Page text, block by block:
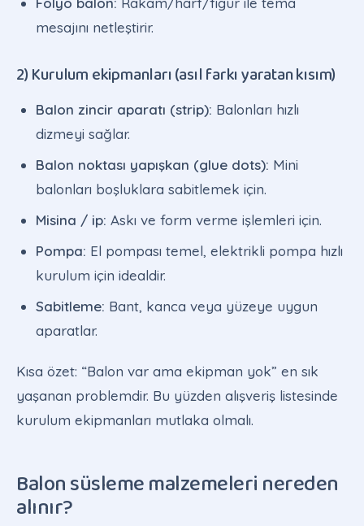
mesajını netleştirir.
2) Kurulum ekipmanları (asıl farkı yaratan kısım)
Balon zincir aparatı (strip): Balonları hızlı
dizmeyi sağlar.
Balon noktası yapışkan (glue dots): Mini
balonları boşluklara sabitlemek için.
Misina / ip: Askı ve form verme işlemleri için.
Pompa: El pompası temel, elektrikli pompa hızlı
kurulum için idealdir.
Sabitleme: Bant, kanca veya yüzeye uygun
aparatlar.
Kısa özet: “Balon var ama ekipman yok” en sık
yaşanan problemdir. Bu yüzden alışveriş listesinde
kurulum ekipmanları mutlaka olmalı.
Balon süsleme malzemeleri nereden
alınır?